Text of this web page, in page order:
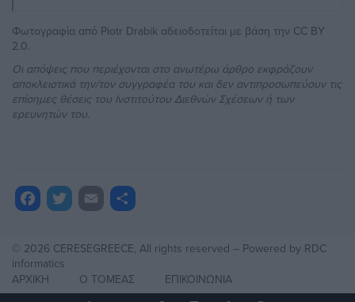
Φωτογραφία από Piotr Drabik αδειοδοτείται με βάση την CC BY
2.0.
Οι απόψεις που περιέχονται στο ανωτέρω άρθρο εκφράζουν
αποκλειστικά την/τον συγγραφέα του και δεν αντιπροσωπεύουν τις
επίσημες θέσεις του Ινστιτούτου Διεθνών Σχέσεων ή των
ερευνητών του.
Twitter
Email
Μοιραστείτε
© 2026 CERESEGREECE, All rights reserved – Powered by RDC
informatics
ΑΡΧΙΚΗ
Ο ΤΟΜΕΑΣ ΕΠΙΚΟΙΝΩΝΙΑ